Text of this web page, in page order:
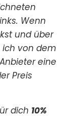
Wenn
und über
ich von dem
eine
Preis
dich 10%